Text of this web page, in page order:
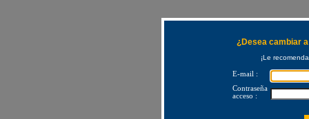
¿Desea cambiar
¡Le
E-mail :
Contraseña
acceso :